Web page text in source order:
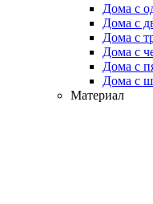
Дома с
Дома с
Дома с
Дома с
Дома с
Дома с
Материал